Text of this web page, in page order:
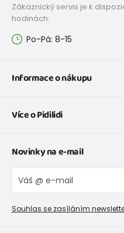
Zákaznický servis je k
hodinách:
Po-Pá: 8-15
Informace o nákupu
Doprava a platba
Tabulka velikostí obuvi
Vrácení zboží a
Reklamační řád
Více o Pidilidi
O nás
Blog
Velkoobchod PiDiLiDi
Affiliate program
Novinky na e-mail
Souhlas se zasíláním